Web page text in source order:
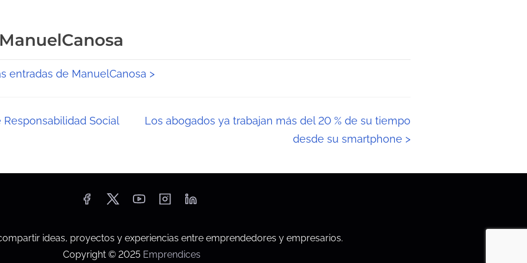
entradas de ManuelCanosa >
Social
Los abogados ya trabajan más del 20 % de su tiempo
desde su smartphone >
ideas, proyectos y experiencias entre emprendedores y empresarios.
Copyright © 2025 Emprendices